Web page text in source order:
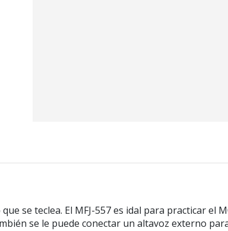
se teclea. El MFJ-557 es idal para practicar el
se le puede conectar un altavoz externo